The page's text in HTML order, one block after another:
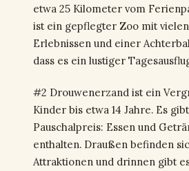
etwa 25 Kilometer vom
ist ein gepflegter Zoo mit
Erlebnissen und einer
dass es ein lustiger
#2 Drouwenerzand ist ein
Kinder bis etwa 14 Jahre. Es
Pauschalpreis: Essen und
enthalten. Draußen befinden
Attraktionen und drinnen gibt